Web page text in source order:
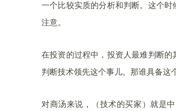
一个比较实质的分析和判断。这个
注意。
在投资的过程中，投资人最难判断
判断技术领先这个事儿。那谁具备这
对商汤来说，（技术的买家）就是